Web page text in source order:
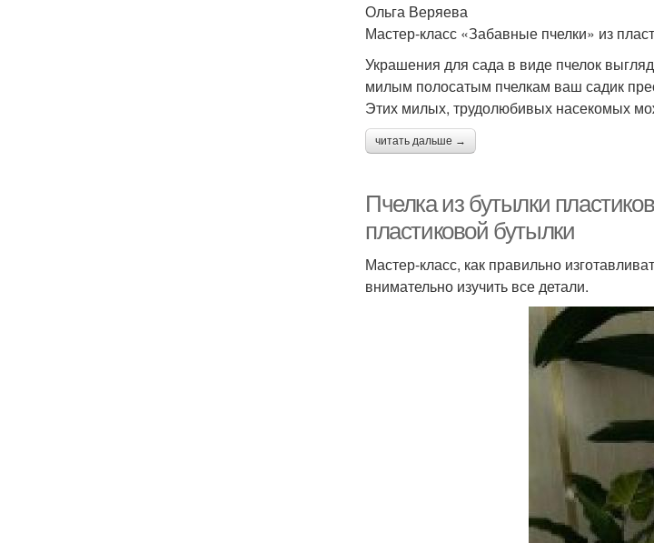
Ольга Веряева
Мастер-класс «Забавные пчелки» из
Украшения для сада в виде пчелок
милым полосатым пчелкам ваш садик
Этих милых, трудолюбивых насекомых
читать дальше →
Пчелка из бутылки
пластиковой бутылки
Мастер-класс, как правильно
внимательно изучить все детали.